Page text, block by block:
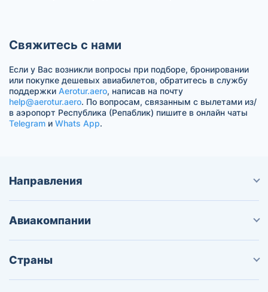
Свяжитесь с нами
Если у Вас возникли вопросы при подборе, бронировании
или покупке дешевых авиабилетов, обратитесь в службу
поддержки Aerotur.aero, написав на почту
help@aerotur.aero. По вопросам, связанным с вылетами из/
в аэропорт Республика (Репаблик) пишите в онлайн чаты
Telegram и Whats App.
Направления
Авиакомпании
Страны